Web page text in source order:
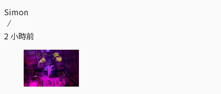
Simon
2 小時前